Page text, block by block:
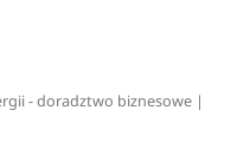
- doradztwo biznesowe |